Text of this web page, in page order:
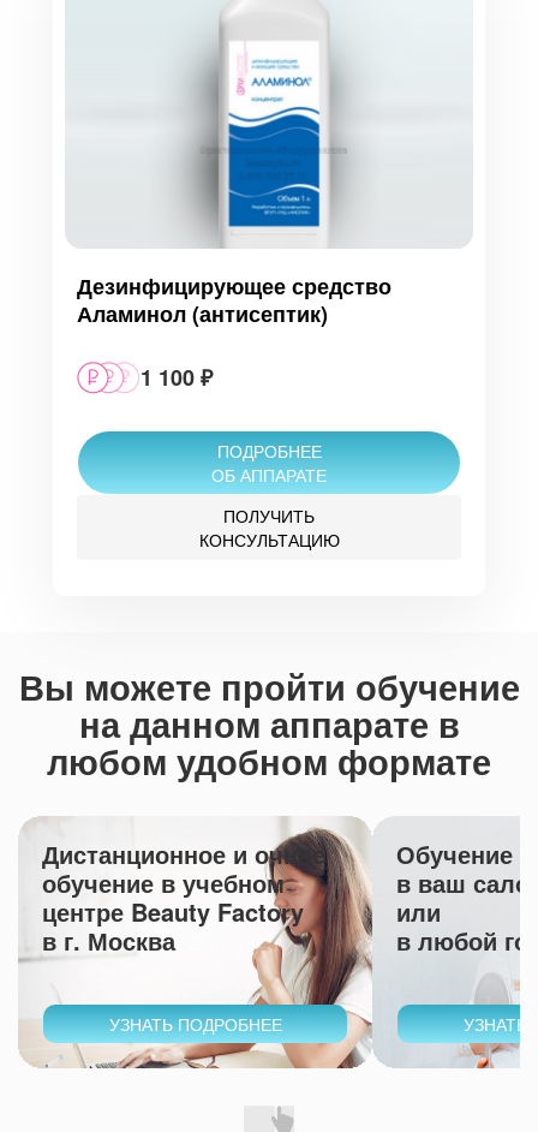
Дезинфицирующее средство
Аламинол (антисептик)
1 100 ₽
ПОДРОБНЕЕ
ОБ АППАРАТЕ
ПОЛУЧИТЬ
КОНСУЛЬТАЦИЮ
Вы можете пройти обучение
на данном аппарате в
любом удобном формате
Дистанционное и очное
обучение в учебном
центре Beauty Factory
в г. Москва
УЗНАТЬ ПОДРОБНЕЕ
Обучение
в ваш
или
в любой
УЗНАТЬ